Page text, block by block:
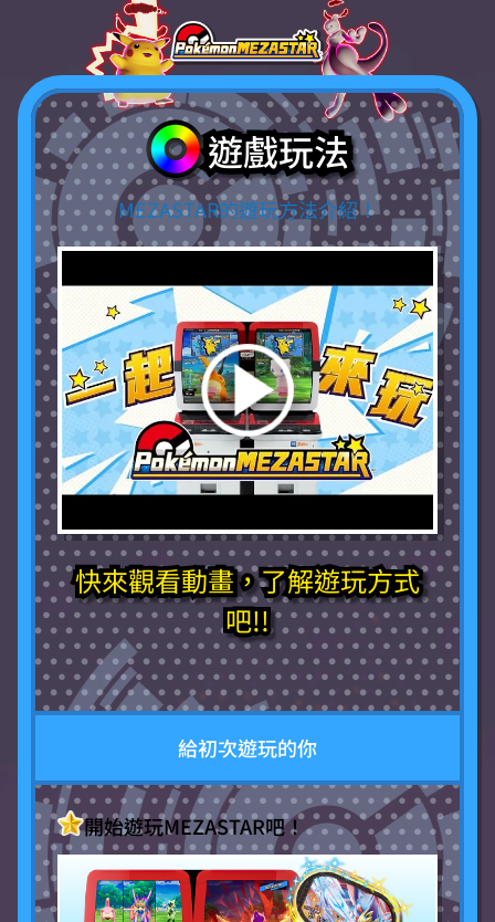
遊戲玩法
MEZASTAR的遊玩方法介紹！
快來觀看動畫，了解遊玩方式
吧!!
給初次遊玩的你
開始遊玩MEZASTAR吧！